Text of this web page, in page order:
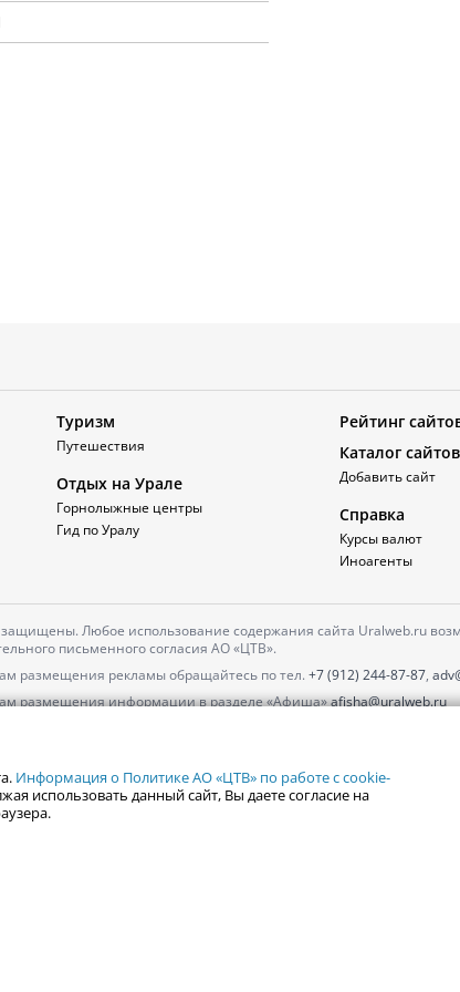
Туризм
Путешествия
Отдых на Урале
Горнолыжные центры
Гид по Уралу
Рейтинг
Каталог
Добавить сайт
Справка
Курсы валют
Иноагенты
защищены. Любое использование содержания сайта Uralweb.ru
письменного согласия АО «ЦТВ».
размещения рекламы обращайтесь по тел. +7 (912) 244-87-87,
размещения информации в разделе «Афиша»afisha@uralweb.ru
Информация о Политике АО «ЦТВ» по работе с cookie-
использовать данный сайт, Вы даете согласие на